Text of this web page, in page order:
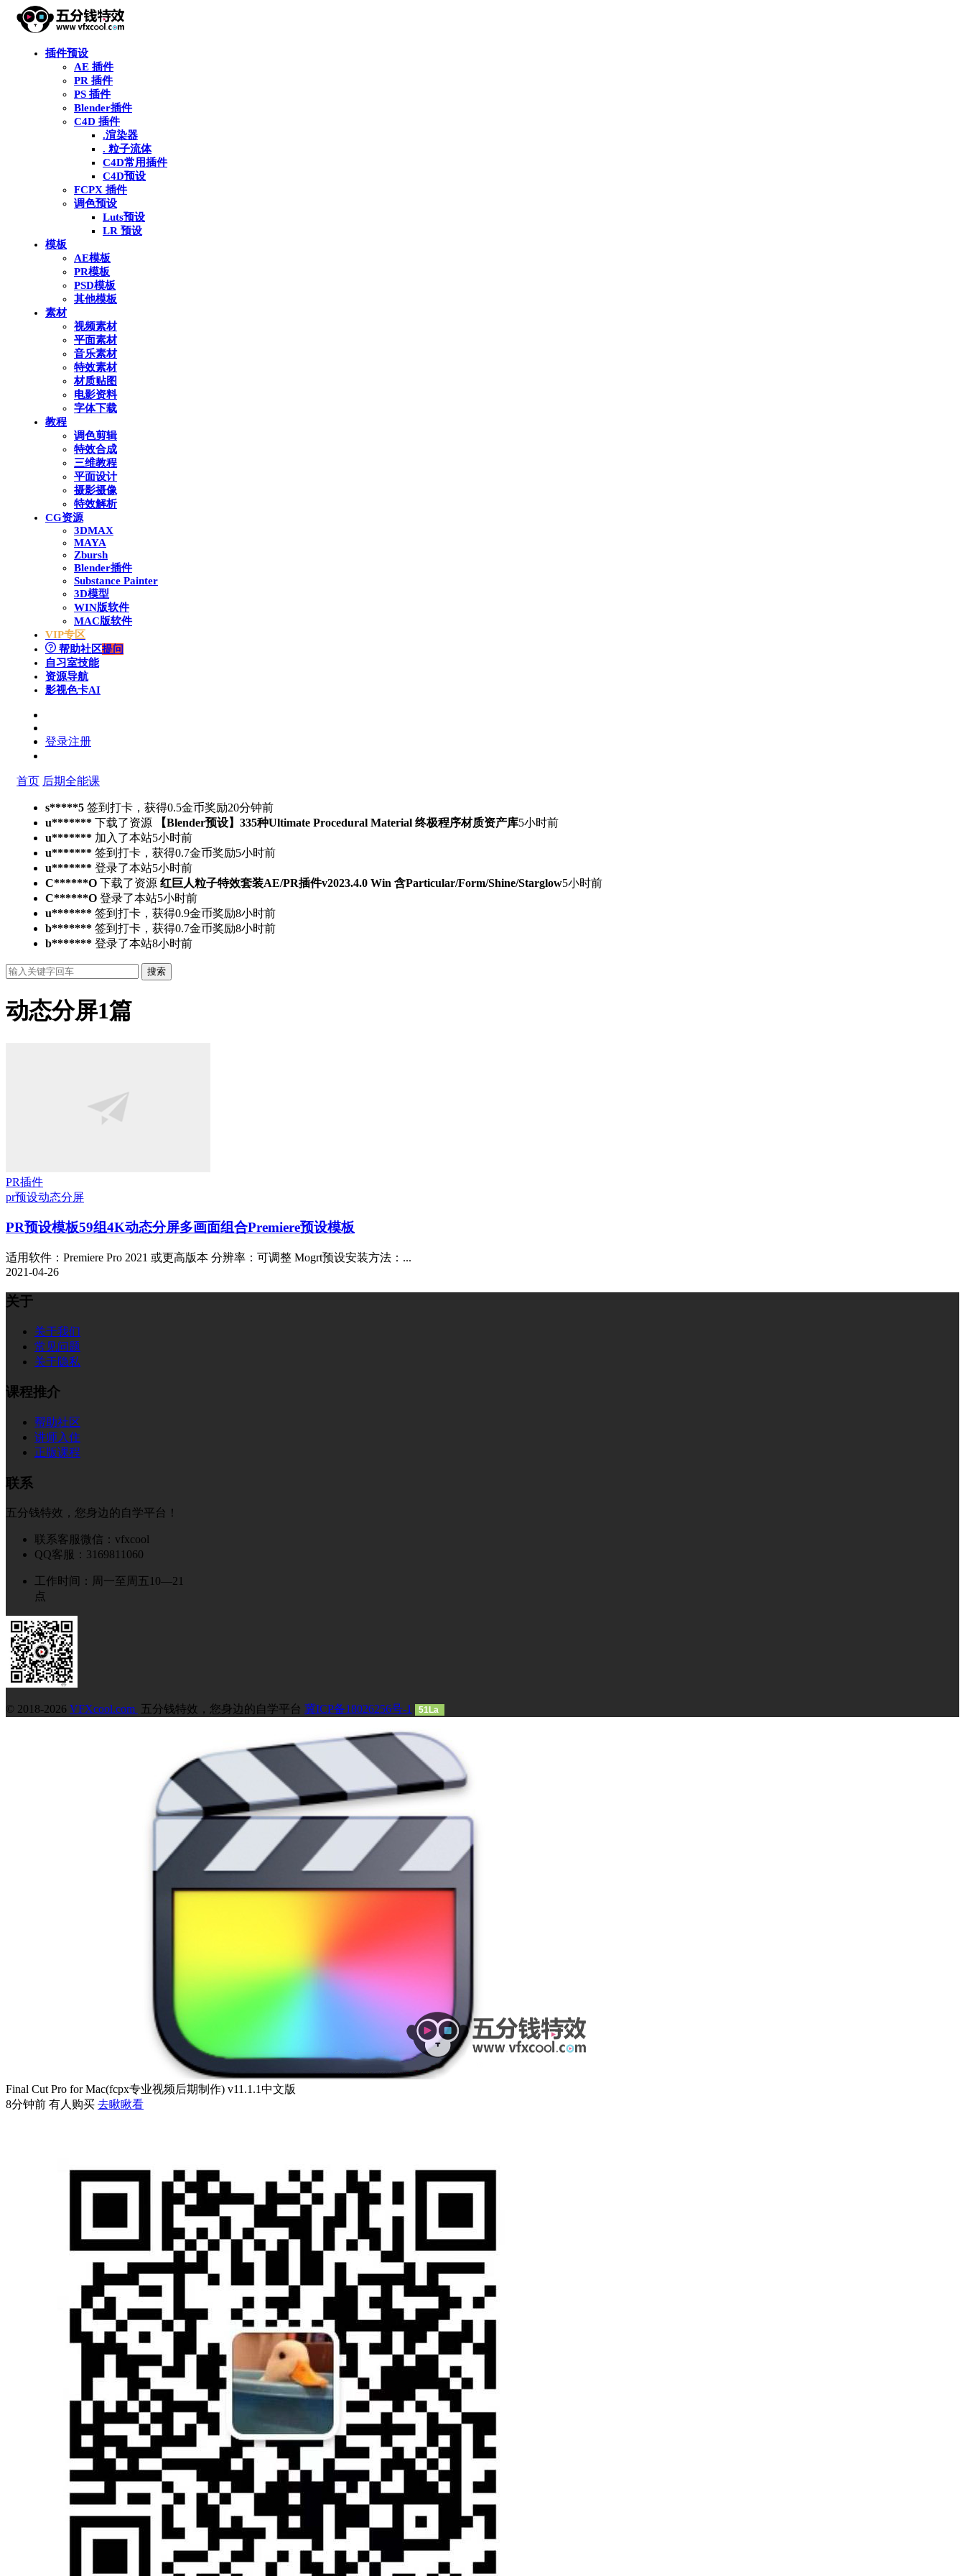
插件预设
AE 插件
PR 插件
PS 插件
Blender插件
C4D 插件
.渲染器
. 粒子流体
C4D常用插件
C4D预设
FCPX 插件
调色预设
Luts预设
LR 预设
模板
AE模板
PR模板
PSD模板
其他模板
素材
视频素材
平面素材
音乐素材
特效素材
材质贴图
电影资料
字体下载
教程
调色剪辑
特效合成
三维教程
平面设计
摄影摄像
特效解析
CG资源
3DMAX
MAYA
Zbursh
Blender插件
Substance Painter
3D模型
WIN版软件
MAC版软件
VIP专区
帮助社区提问
自习室技能
资源导航
影视色卡AI
登录注册
首页 后期全能课
s*****5 签到打卡，获得0.5金币奖励20分钟前
u******* 下载了资源 【Blender预设】335种Ultimate Procedural Material 终极程序材质资产库5小时前
u******* 加入了本站5小时前
u******* 签到打卡，获得0.7金币奖励5小时前
u******* 登录了本站5小时前
C******O 下载了资源 红巨人粒子特效套装AE/PR插件v2023.4.0 Win 含Particular/Form/Shine/Starglow5小时前
C******O 登录了本站5小时前
u******* 签到打卡，获得0.9金币奖励8小时前
b******* 签到打卡，获得0.7金币奖励8小时前
b******* 登录了本站8小时前
搜索
动态分屏1篇
PR插件
pr预设动态分屏
PR预设模板59组4K动态分屏多画面组合Premiere预设模板
适用软件：Premiere Pro 2021 或更高版本 分辨率：可调整 Mogrt预设安装方法：...
2021-04-26
关于
关于我们
常见问题
关于隐私
课程推介
帮助社区
讲师入住
正版课程
联系
五分钱特效，您身边的自学平台！
联系客服微信：vfxcool
QQ客服：3169811060
工作时间：周一至周五10—21
点
© 2018-2026 VFXcool.com 五分钱特效，您身边的自学平台 冀ICP备18026256号-1 51La
Final Cut Pro for Mac(fcpx专业视频后期制作) v11.1.1中文版
8分钟前 有人购买 去瞅瞅看